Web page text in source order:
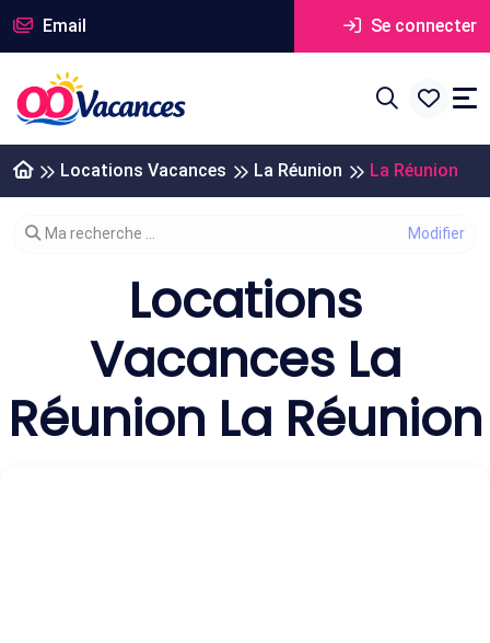
Email Se connecter
Locations Vacances La Réunion La Réunion
Modifier votre recherche
Ma recherche ...
Locations
Vacances La
Réunion La Réunion